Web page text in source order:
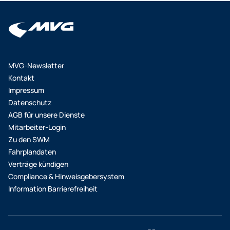
Mitarbeiter*innen ab. Die Gutschrift in Höhe der
Bezuschussung erfolgt z. B. über die
Abrechnung sind nach Absprache möglich. Bitte
beachten Sie, dass die Chipkarte nach und nach
Deutschlandticket Job als HandyTicket bestellt
haben, können sie es sich in unserer App
MVGO anzeigen lassen. Das Deutschlandticket wird
dort als Monatsticket ca. 2-3 Werktage vor
Monatsende bereitgestellt und monatlich
aktualisiert.
MVG-Newsletter
Kontakt
Impressum
Datenschutz
AGB für unsere Dienste
Mitarbeiter-Login
Zu den SWM
Fahrplandaten
Verträge kündigen
Compliance & Hinweisgebersystem
Information Barrierefreiheit